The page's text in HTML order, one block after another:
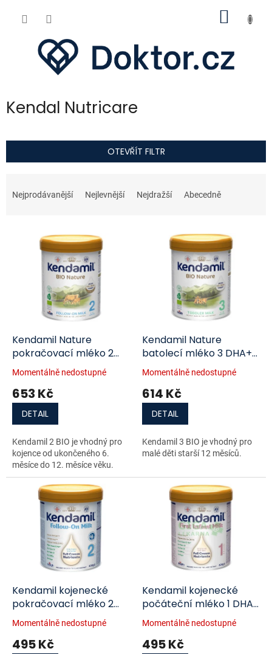
Kendal Nutricare
OTEVŘÍT FILTR
aNejprodávanější Nejlevnější Nejdražší Abecedně
dKendamil Nature
pokračovací mléko 2
DHA+ BIO 800g
Momentálně nedostupné
653 Kč
DETAIL
Kendamil 2 BIO je vhodný pro
kojence od ukončeného 6.
měsíce do 12. měsíce věku.
Kendamil Nature
batolecí mléko 3 DHA+
BIO 800g
Momentálně nedostupné
614 Kč
DETAIL
Kendamil 3 BIO je vhodný pro
malé děti starší 12 měsíců.
Kendamil kojenecké
pokračovací mléko 2
DHA+ 800g
Momentálně nedostupné
495 Kč
Kendamil kojenecké
počáteční mléko 1 DHA+
800g
Momentálně nedostupné
495 Kč